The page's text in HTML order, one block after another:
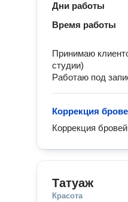
Дни работы
Время работы
Принимаю
студии)
Работаю под
Коррекция
Коррекция
Татуаж
Красота